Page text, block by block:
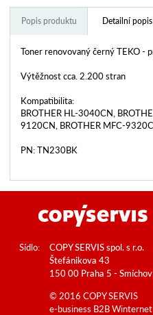
Popis produktu Detailní popis
Toner renovovaný černý TEKO -
Výtěžnost cca. 2.200 stran
Kompatibilita:
BROTHER HL-3040CN,
9120CN, BROTHER MFC-
PN: TN230BK
Sídlo:
COPY SERVIS spol. s r.o.
Štefánikova 43
150 00 Praha 5 - Smíchov
© 2016 COPY SERVIS
e-business B2BWinternet